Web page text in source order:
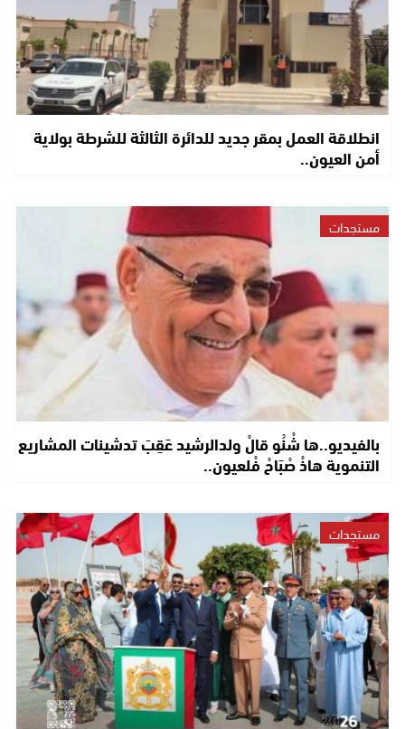
انطلاقة العمل بمقر جديد للدائرة الثالثة للشرطة بولاية
أمن العيون..
مستجدات
بالفيديو..ها شْنُو قالْ ولدالرشيد عَقِبَ تدشينات المشاريع
التنموية هاذْ صْبَاحْ فْلعيون..
مستجدات